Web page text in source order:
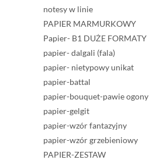
notesy w linie
PAPIER MARMURKOWY
Papier- B1 DUŻE FORMATY
papier- dalgali (fala)
papier- nietypowy unikat
papier-battal
papier-bouquet-pawie ogony
papier-gelgit
papier-wzór fantazyjny
papier-wzór grzebieniowy
PAPIER-ZESTAW